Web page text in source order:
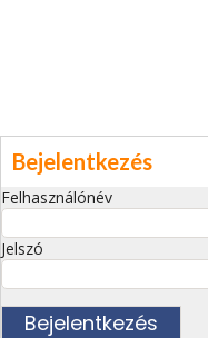
Bejelentkezés
Felhasználónév
Jelszó